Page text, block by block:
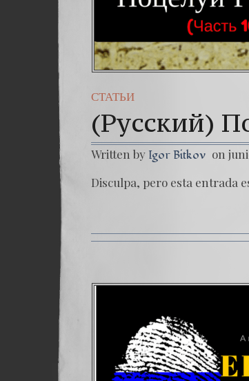
СТАТЬИ
(Русский)
Written by Igor Bitkov on
Disculpa, pero esta entrada